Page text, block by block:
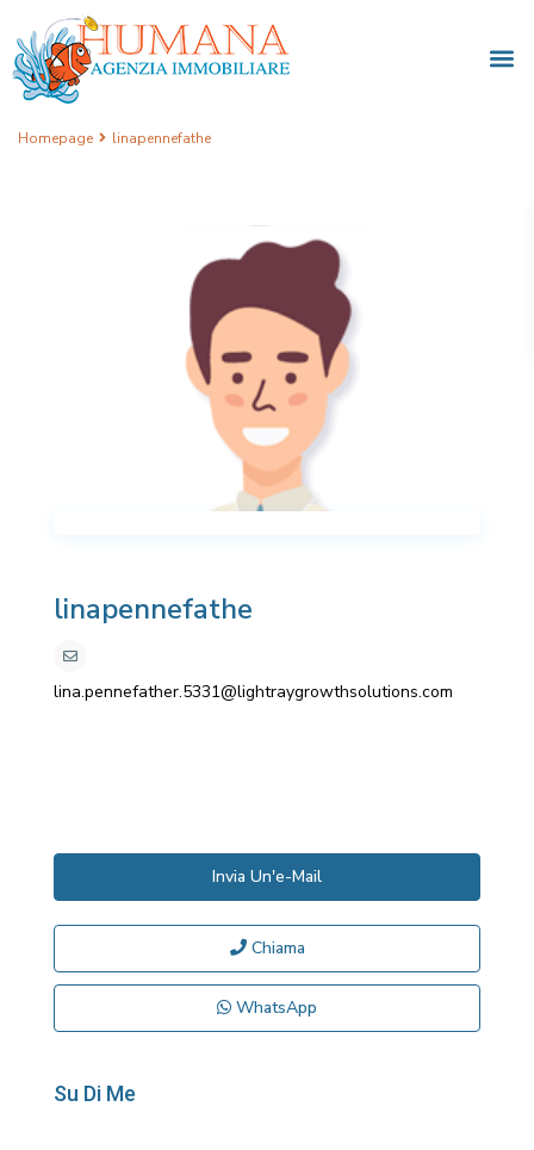
Homepage linapennefathe
linapennefathe
lina.pennefather.5331@lightraygrowthsolutions.com
Invia Un'e-Mail
Chiama
WhatsApp
Su Di Me